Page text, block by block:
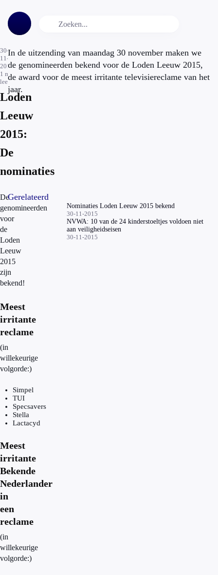
30-
11-
2015
1 min.
leestijd
Loden
Leeuw
2015:
De
nominaties
In de uitzending van maandag 30 november maken we
de genomineerden bekend voor de Loden Leeuw 2015,
de award voor de meest irritante televisiereclame van het
jaar.
De
genomineerden
voor
de
Loden
Leeuw
2015
zijn
bekend!
Meest
irritante
reclame
(in
willekeurige
volgorde:)
Simpel
TUI
Specsavers
Stella
Lactacyd
Meest
irritante
Bekende
Nederlander
in
een
reclame
(in
willekeurige
volgorde:)
Gerelateerd
Nominaties Loden Leeuw 2015 bekend
30-11-2015
NVWA: 10 van de 24 kinderstoeltjes voldoen niet
aan veiligheidseisen
30-11-2015